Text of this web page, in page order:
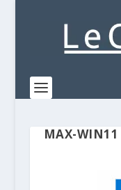
MAX-WIN11